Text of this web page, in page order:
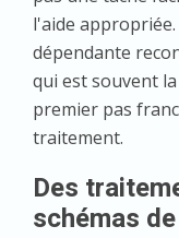
l'aide
dépendante
qui est souvent
premier pas
traitement.
Des
schémas